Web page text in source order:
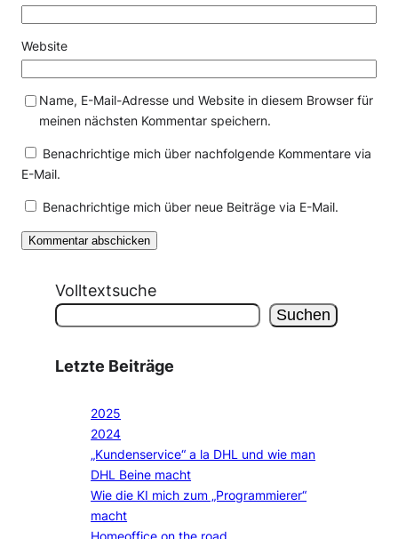
Website
Name, E-Mail-Adresse und Website in diesem Browser für
meinen nächsten Kommentar speichern.
Benachrichtige mich über nachfolgende Kommentare via
E-Mail.
Benachrichtige mich über neue Beiträge via E-Mail.
Volltextsuche
Suchen
Letzte Beiträge
2025
2024
„Kundenservice“ a la DHL und wie man
DHL Beine macht
Wie die KI mich zum „Programmierer“
macht